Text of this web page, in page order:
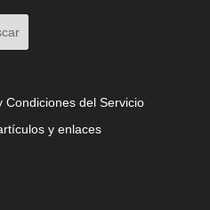
Condiciones del Servicio
y enlaces